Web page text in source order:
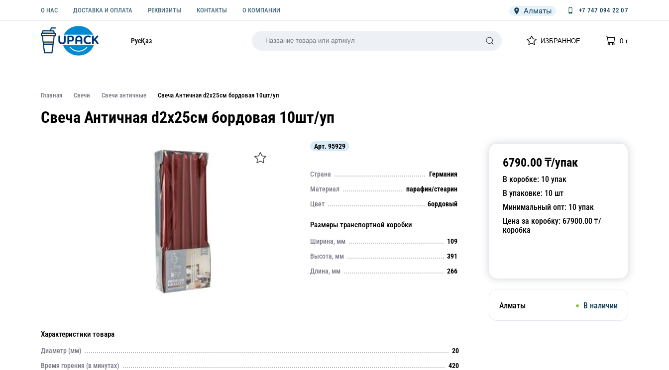
О НАС ДОСТАВКА И ОПЛАТА РЕКВИЗИТЫ КОНТАКТЫ О КОМПАНИИ Алматы +7 747 094 22 07
РусҚаз ИЗБРАННОЕ
0
0₸
Главная Свечи Свечи античные Свеча Античная d2х25см бордовая 10шт/уп
Свеча Античная d2х25см бордовая 10шт/уп
6790.00 ₸/упак
В коробке: 10 упак
В упаковке: 10 шт
Минимальный опт: 10 упак
Цена за коробку: 67900.00₸/
коробка
Алматы В наличии
Арт. 95929
Страна
Германия
Материал
парафин/стеарин
Цвет
бордовый
Размеры транспортной коробки
Ширина, мм
109
Высота, мм
391
Длина, мм
266
Характеристики товара
Диаметр (мм)
20
Время горения (в минутах)
420